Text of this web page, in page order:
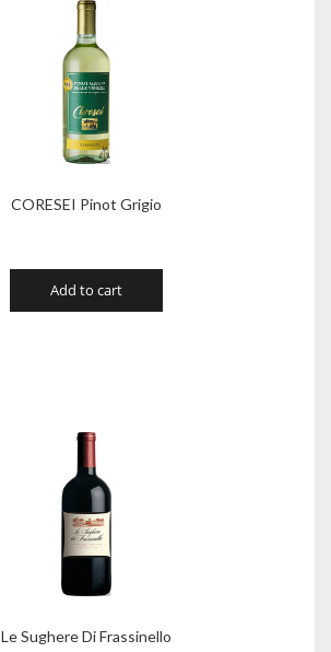
CORESEI Pinot Grigio
Add to cart
Le Sughere Di Frassinello